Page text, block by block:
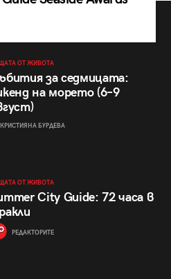
ОТ ЖИВОТА
за седмицата:
на морето (6–9
БУРДЕВА
ОТ ЖИВОТА
City Guide: 72 часа в
РЕДАКТОРИТЕ